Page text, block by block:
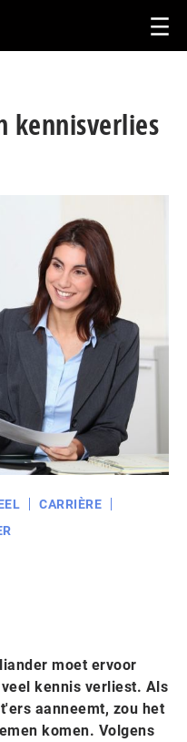
kennisverlies
CARRIÈRE
moet ervoor
kennis verliest. Als
aanneemt, zou het
komen. Volgens